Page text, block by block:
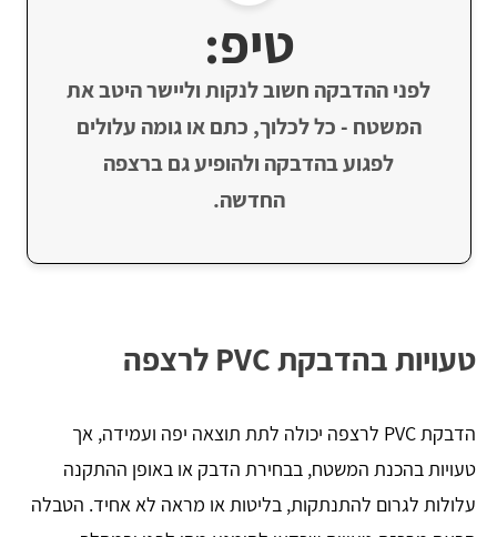
טיפ:
לפני ההדבקה חשוב לנקות וליישר היטב את
המשטח - כל לכלוך, כתם או גומה עלולים
לפגוע בהדבקה ולהופיע גם ברצפה
החדשה.
טעויות בהדבקת PVC לרצפה
הדבקת PVC לרצפה יכולה לתת תוצאה יפה ועמידה, אך
טעויות בהכנת המשטח, בבחירת הדבק או באופן ההתקנה
עלולות לגרום להתנתקות, בליטות או מראה לא אחיד. הטבלה